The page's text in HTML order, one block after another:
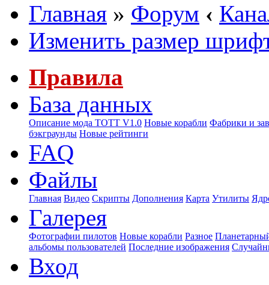
Главная » Форум ‹
Изменить размер
Правила
База данных
Описание мода ТОТТ V1.0 Новые корабли Фабрики и
бэкграунды Новые рейтинги
FAQ
Файлы
Главная Видео Скрипты Дополнения Карта Утилиты
Галерея
Фотографии пилотов Новые корабли Разное
альбомы пользователей Последние изображения
Вход